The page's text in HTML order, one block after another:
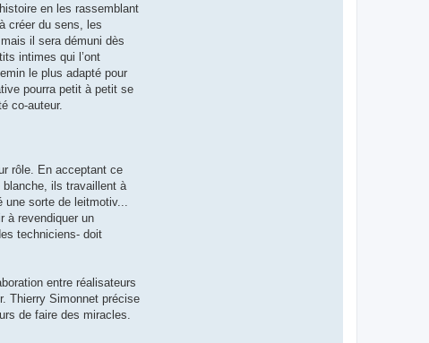
en les rassemblant
créer du sens, les
il sera démuni dès
intimes qui l’ont
le plus adapté pour
pourra petit à petit se
co-auteur.
rôle. En acceptant ce
blanche, ils travaillent à
sorte de leitmotiv...
à revendiquer un
techniciens- doit
entre réalisateurs
Thierry Simonnet précise
de faire des miracles.